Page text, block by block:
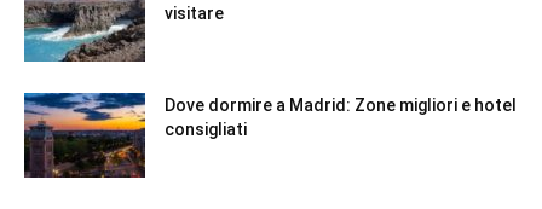
visitare
Dove dormire a Madrid: Zone migliori e hotel
consigliati